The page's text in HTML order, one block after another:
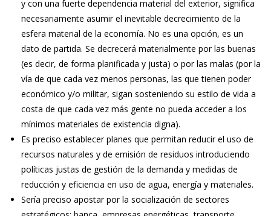
y con una fuerte dependencia material del exterior, significa
necesariamente asumir el inevitable decrecimiento de la
esfera material de la economía. No es una opción, es un
dato de partida. Se decrecerá materialmente por las buenas
(es decir, de forma planificada y justa) o por las malas (por la
vía de que cada vez menos personas, las que tienen poder
económico y/o militar, sigan sosteniendo su estilo de vida a
costa de que cada vez más gente no pueda acceder a los
mínimos materiales de existencia digna).
Es preciso establecer planes que permitan reducir el uso de
recursos naturales y de emisión de residuos introduciendo
políticas justas de gestión de la demanda y medidas de
reducción y eficiencia en uso de agua, energía y materiales.
Sería preciso apostar por la socialización de sectores